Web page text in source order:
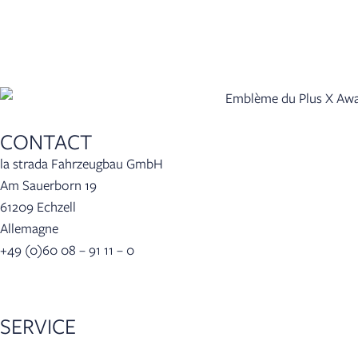
CONTACT
la strada Fahrzeugbau GmbH
Am Sauerborn 19
61209 Echzell
Allemagne
+49 (0)60 08 – 91 11 – 0
SERVICE